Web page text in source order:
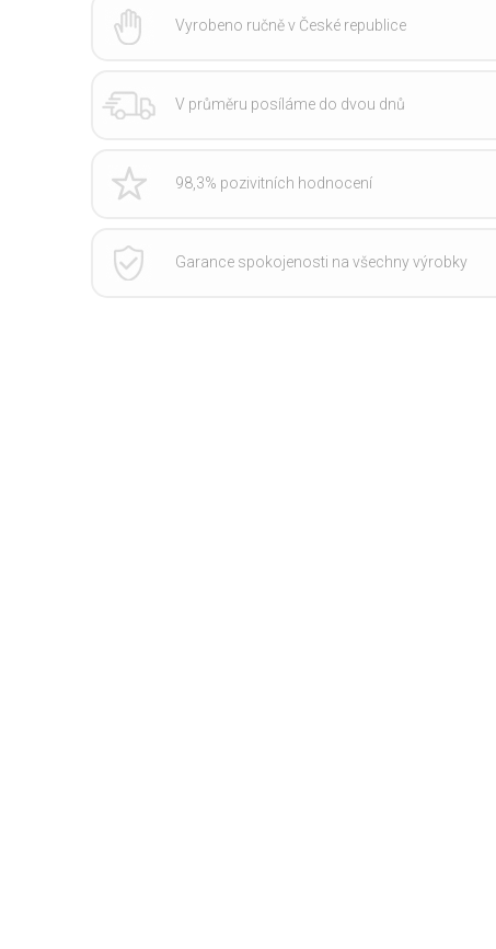
Vyrobeno ručně v České republice
V průměru posíláme do dvou dnů
98,3% pozivitních hodnocení
Garance spokojenosti na všechny výrobky